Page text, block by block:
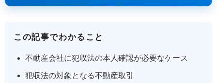
この記事でわかること
不動産会社に犯収法の本人確認が必要なケース
犯収法の対象となる不動産取引